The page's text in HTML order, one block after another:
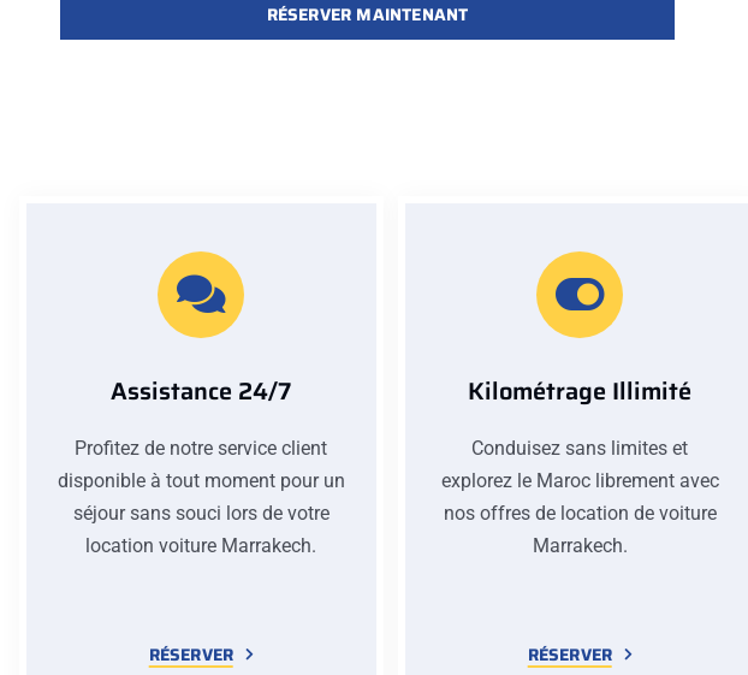
RÉSERVER MAINTENANT
Assistance 24/7
Profitez de notre service client
disponible à tout moment pour un
séjour sans souci lors de votre
location voiture Marrakech.
RÉSERVER
Kilométrage Illimité
Conduisez sans limites et
explorez le Maroc librement avec
nos offres de location de voiture
Marrakech.
RÉSERVER